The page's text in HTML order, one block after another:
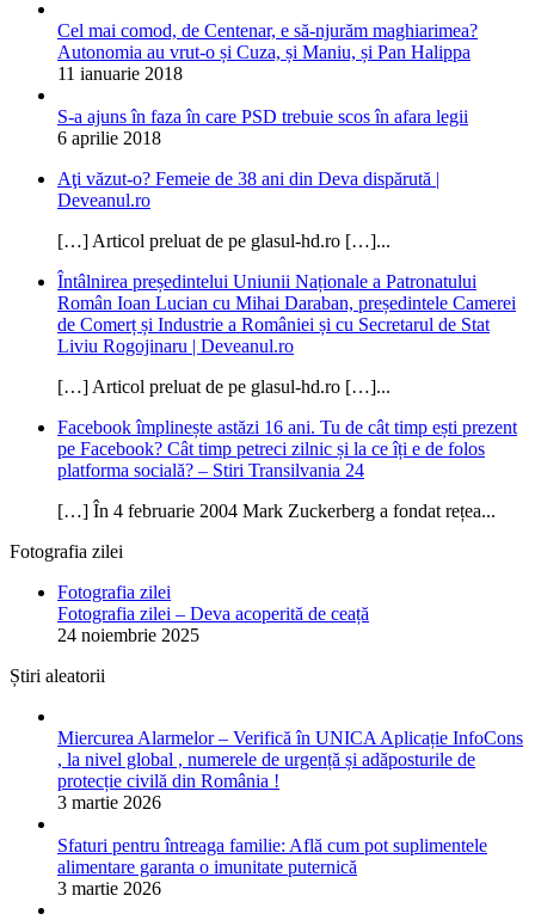
Cel mai comod, de Centenar, e să-njurăm maghiarimea?
Autonomia au vrut-o și Cuza, și Maniu, și Pan Halippa
11 ianuarie 2018
S-a ajuns în faza în care PSD trebuie scos în afara legii
6 aprilie 2018
Aţi văzut-o? Femeie de 38 ani din Deva dispărută |
Deveanul.ro
[…] Articol preluat de pe glasul-hd.ro […]...
Întâlnirea președintelui Uniunii Naționale a Patronatului
Român Ioan Lucian cu Mihai Daraban, președintele Camerei
de Comerț și Industrie a României și cu Secretarul de Stat
Liviu Rogojinaru | Deveanul.ro
[…] Articol preluat de pe glasul-hd.ro […]...
Facebook împlinește astăzi 16 ani. Tu de cât timp ești prezent
pe Facebook? Cât timp petreci zilnic și la ce îți e de folos
platforma socială? – Stiri Transilvania 24
[…] În 4 februarie 2004 Mark Zuckerberg a fondat rețea...
Fotografia zilei
Fotografia zilei
Fotografia zilei – Deva acoperită de ceață
24 noiembrie 2025
Știri aleatorii
Miercurea Alarmelor – Verifică în UNICA Aplicație InfoCons
, la nivel global , numerele de urgență și adăposturile de
protecție civilă din România !
3 martie 2026
Sfaturi pentru întreaga familie: Află cum pot suplimentele
alimentare garanta o imunitate puternică
3 martie 2026